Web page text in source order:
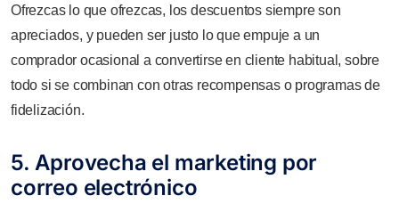
Ofrezcas lo que ofrezcas, los descuentos siempre son
apreciados, y pueden ser justo lo que empuje a un
comprador ocasional a convertirse en cliente habitual, sobre
todo si se combinan con otras recompensas o programas de
fidelización.
5. Aprovecha el marketing por
correo electrónico